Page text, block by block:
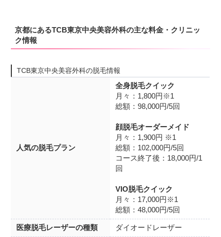
京都にあるTCB東京中央美容外科の主な料金・クリニッ
ク情報
TCB東京中央美容外科の脱毛情報
人気の脱毛プラン
全身脱毛クイック
月々：1,800円※1
総額：98,000円/5回
顔脱毛オーダーメイド
月々：1,900円 ※1
総額：102,000円/5回
コース終了後：18,000円/1
回
VIO脱毛クイック
月々：17,000円※1
総額：48,000円/5回
医療脱毛レーザーの種類 ダイオードレーザー